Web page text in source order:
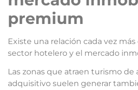
premium
Existe una relación cada vez
sector hotelero y el mercado
Las zonas que atraen turismo de
adquisitivo suelen generar